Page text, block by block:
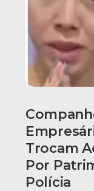
Trocam
Por
Polícia